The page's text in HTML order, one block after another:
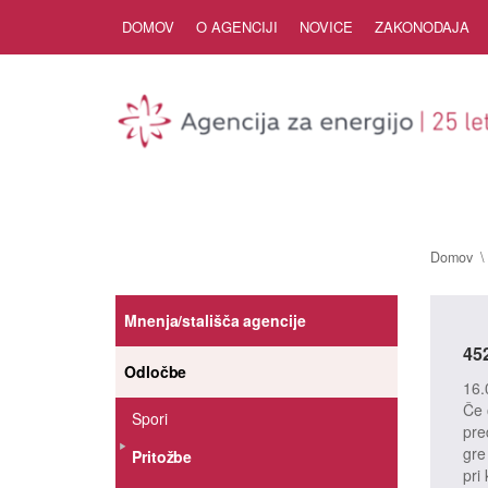
DOMOV O AGENCIJI NOVICE ZAKONODAJA
Domov
Mnenja/stališča agencije
Odločbe
Spori
Pritožbe
Če
pri